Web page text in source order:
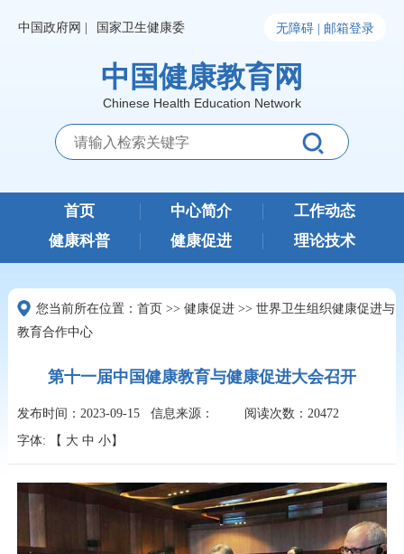
中国政府网 | 国家卫生健康委 无障碍 | 邮箱登录
中国健康教育网
Chinese Health Education Network
首页 中心简介
工作动态
健康科普
健康促进 理论技术
您当前所在位置： 首页 >> 健康促进>> 世界卫生组织健康促进与
教育合作中心
第十一届中国健康教育与健康促进大会召开
发布时间：2023-09-15 信息来源： 阅读次数： 20472
字体: 【 大 中 小】